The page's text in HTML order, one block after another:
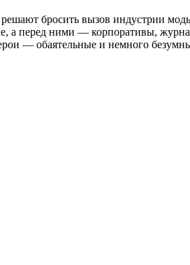
бросить вызов индустрии
а перед ними — корпоративы,
— обаятельные и немного